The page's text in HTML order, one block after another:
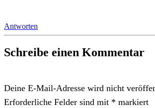
Antworten
Schreibe einen Kommentar
Deine E-Mail-Adresse wird nicht
Erforderliche Felder sind mit * markiert